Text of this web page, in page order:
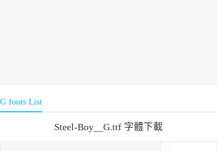
G fonts List
Steel-Boy__G.ttf 字體下載